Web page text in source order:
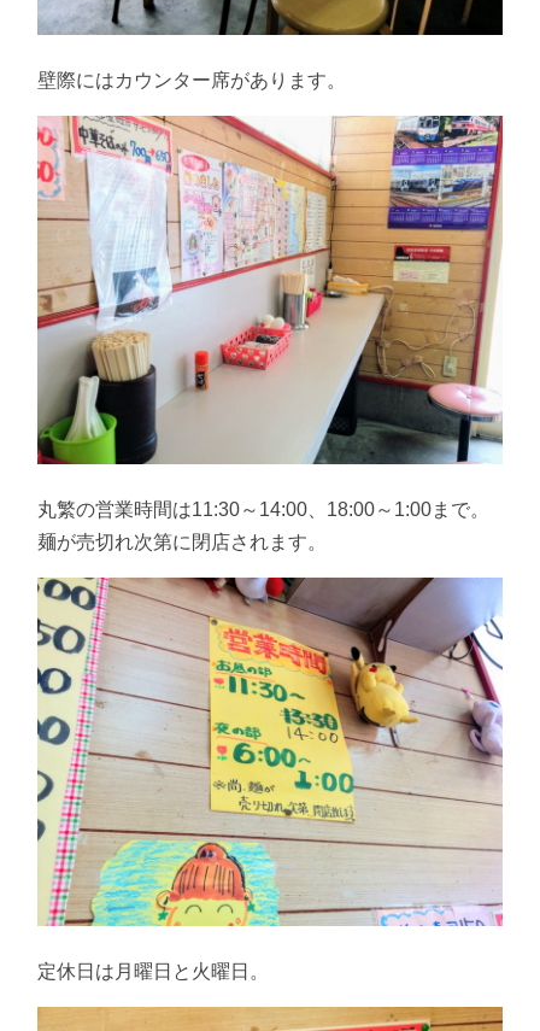
壁際にはカウンター席があります。
丸繁の営業時間は11:30～14:00、18:00～1:00まで。
麺が売切れ次第に閉店されます。
定休日は月曜日と火曜日。